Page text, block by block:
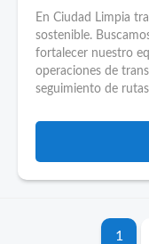
En Ciudad Limpia
sostenible.
fortalecer nuestro
operaciones de
seguimiento de
1